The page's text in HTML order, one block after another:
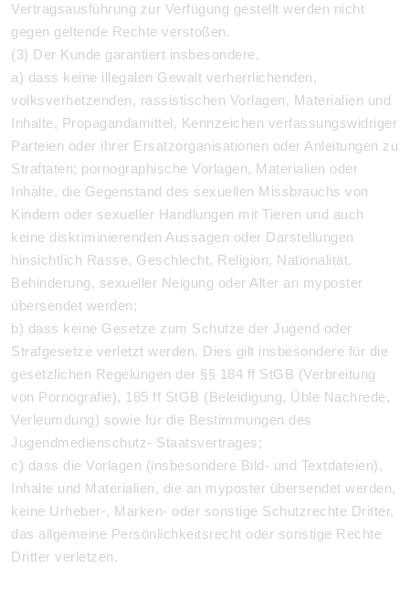
Vertragsausführung zur Verfügung gestellt werden nicht
gegen geltende Rechte verstoßen.
(3) Der Kunde garantiert insbesondere,
a) dass keine illegalen Gewalt verherrlichenden,
volksverhetzenden, rassistischen Vorlagen, Materialien und
Inhalte, Propagandamittel, Kennzeichen verfassungswidriger
Parteien oder ihrer Ersatzorganisationen oder Anleitungen zu
Straftaten; pornographische Vorlagen, Materialien oder
Inhalte, die Gegenstand des sexuellen Missbrauchs von
Kindern oder sexueller Handlungen mit Tieren und auch
keine diskriminierenden Aussagen oder Darstellungen
hinsichtlich Rasse, Geschlecht, Religion, Nationalität,
Behinderung, sexueller Neigung oder Alter an myposter
übersendet werden;
b) dass keine Gesetze zum Schutze der Jugend oder
Strafgesetze verletzt werden. Dies gilt insbesondere für die
gesetzlichen Regelungen der §§ 184 ff StGB (Verbreitung
von Pornografie), 185 ff StGB (Beleidigung, Üble Nachrede,
Verleumdung) sowie für die Bestimmungen des
Jugendmedienschutz- Staatsvertrages;
c) dass die Vorlagen (insbesondere Bild- und Textdateien),
Inhalte und Materialien, die an myposter übersendet werden,
keine Urheber-, Marken- oder sonstige Schutzrechte Dritter,
das allgemeine Persönlichkeitsrecht oder sonstige Rechte
Dritter verletzen.